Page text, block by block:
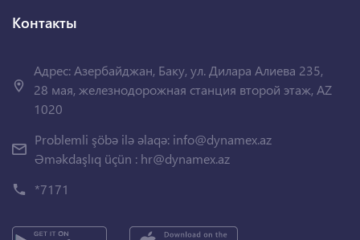
Контакты
Адрес: Азербайджан, Баку, ул. Дилара Алиева 235,
28 мая, железнодорожная станция второй этаж, AZ
1020
Problemli şöbə ilə əlaqə: info@dynamex.az
Əməkdaşlıq üçün : hr@dynamex.az
*7171